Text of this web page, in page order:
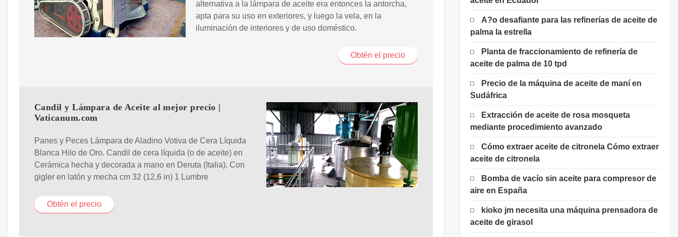
alternativa a la lámpara de aceite era entonces la antorcha,
apta para su uso en exteriores, y luego la vela, en la
iluminación de interiores y de uso doméstico.
Obtén el precio
Candil y Lámpara de Aceite al mejor precio |
Vaticanum.com
Panes y Peces Lámpara de Aladino Votiva de Cera Líquida
Blanca Hilo de Oro. Candil de cera líquida (o de aceite) en
Cerámica hecha y decorada a mano en Deruta (Italia). Con
gigler en latón y mecha cm 32 (12,6 in) 1 Lumbre
Obtén el precio
A?o desafiante para las refinerías de aceite de
palma la estrella
Planta de fraccionamiento de refinería de
aceite de palma de 10 tpd
Precio de la máquina de aceite de maní en
Sudáfrica
Extracción de aceite de rosa mosqueta
mediante procedimiento avanzado
Cómo extraer aceite de citronela Cómo extraer
aceite de citronela
Bomba de vacío sin aceite para compresor de
aire en España
kioko jm necesita una máquina prensadora de
aceite de girasol